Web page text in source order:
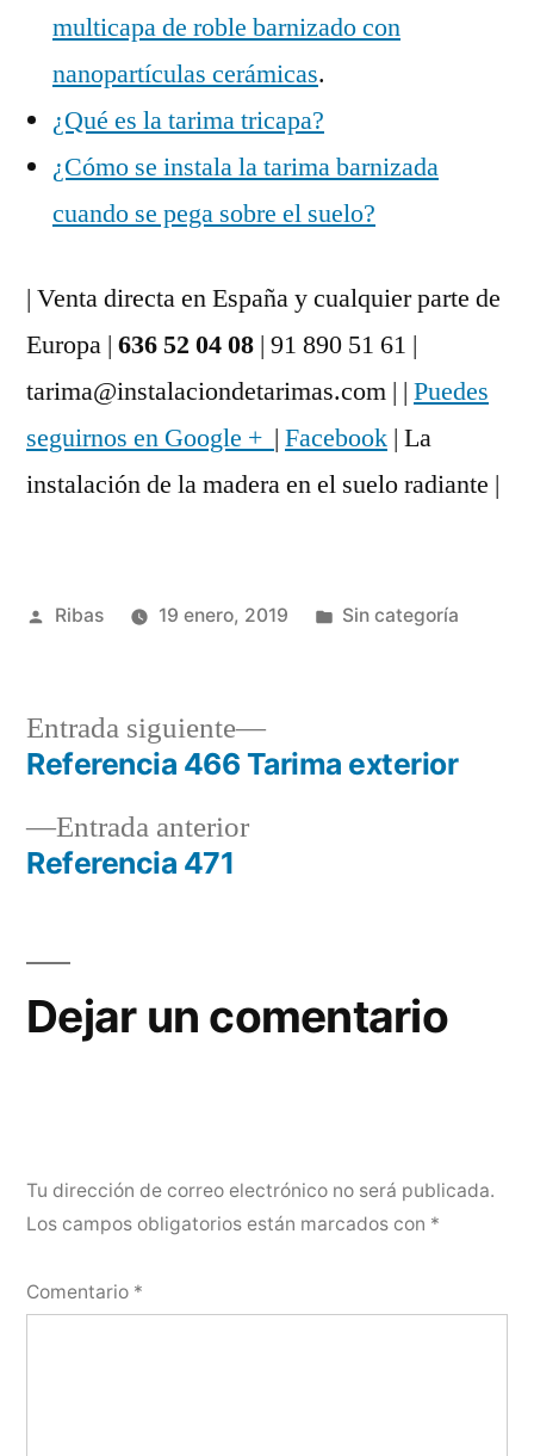
multicapa de roble barnizado con
nanopartículas cerámicas.
¿Qué es la tarima tricapa?
¿Cómo se instala la tarima barnizada
cuando se pega sobre el suelo?
| Venta directa en España y cualquier parte de
Europa | 636 52 04 08 | 91 890 51 61 |
tarima@instalaciondetarimas.com | | Puedes
seguirnos en Google + | Facebook | La
instalación de la madera en el suelo radiante |
Publicado
Ribas 19 enero, 2019
Publicado
Sin categoría
Navegación
deEntrada anteriorEntrada
Referencia 471
Entrada siguiente
Entrada
siguiente:
Referencia 466 Tarima exterior
Dejar un comentario
Tu dirección de correo electrónico no será publicada.
Los campos obligatorios están marcados con *
Comentario *